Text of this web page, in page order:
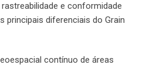
e conformidade
principais diferenciais do Grain
contínuo de áreas